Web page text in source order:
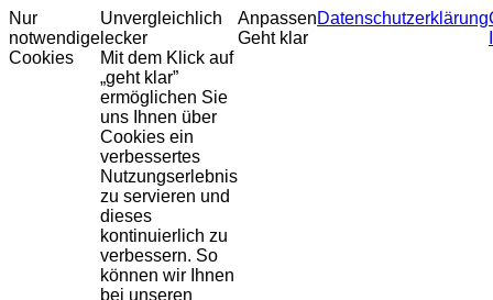
Nur
notwendige
Cookies
Unvergleichlich
lecker
Mit dem Klick auf
„geht klar”
ermöglichen Sie
uns Ihnen über
Cookies ein
verbessertes
Nutzungserlebnis
zu servieren und
dieses
kontinuierlich zu
verbessern. So
können wir Ihnen
bei unseren
Anpassen
Geht klar
Datenschutzerklärung